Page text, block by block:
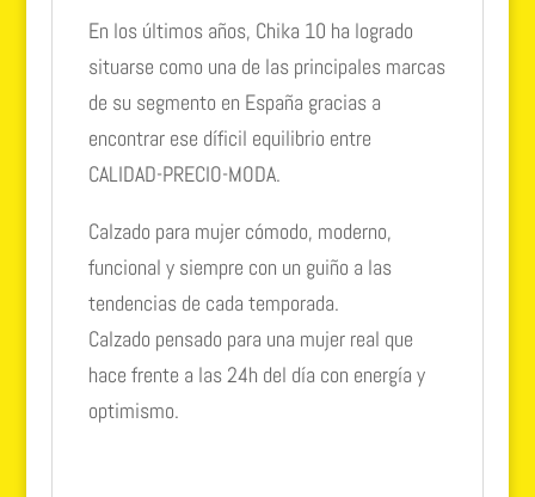
En los últimos años, Chika 10 ha logrado
situarse como una de las principales marcas
de su segmento en España gracias a
encontrar ese díficil equilibrio entre
CALIDAD-PRECIO-MODA.
Calzado para mujer cómodo, moderno,
funcional y siempre con un guiño a las
tendencias de cada temporada.
Calzado pensado para una mujer real que
hace frente a las 24h del día con energía y
optimismo.